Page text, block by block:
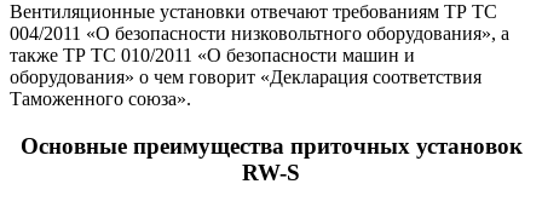
Вентиляционные установки отвечают требованиям ТР ТС
004/2011 «О безопасности низковольтного оборудования», а
также ТР ТС 010/2011 «О безопасности машин и
оборудования» о чем говорит «Декларация соответствия
Таможенного союза».
Основные преимущества приточных установок
RW-S